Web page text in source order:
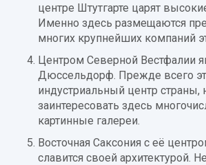
центре Штутгарте царят
Именно здесь размещаются
многих крупнейших компаний
Центром Северной Вестфалии
Дюссельдорф. Прежде всего
индустриальный центр страны,
заинтересовать здесь
картинные галереи.
Восточная Саксония с её
славится своей архитектурой.